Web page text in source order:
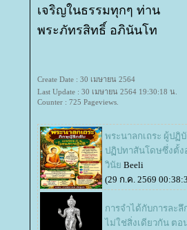
เจริญในธรรมทุกๆ ท่าน
พระภัทรสิทธิ์ อภินันโท
Create Date : 30 เมษายน 2564
Last Update : 30 เมษายน 2564 19:30:18 น.
Counter : 725 Pageviews.
พระนาลกเถระ ผู้ปฏิ
ปฏิปทาสันโดษซึ่งตั้ง
วินั Beeli
(29 ก.ค. 2569
การจำได้กับการละ
ไม่ใช่สิ่งเดียวกัน ตอ